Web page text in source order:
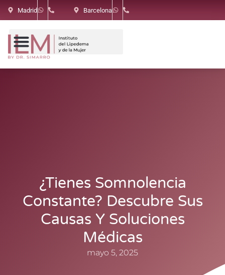
Madrid Barcelona
¿Tienes Somnolencia
Constante? Descubre Sus
Causas Y Soluciones
Médicas
mayo 5, 2025